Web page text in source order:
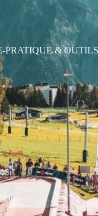
PRATIQUE & OUTILS